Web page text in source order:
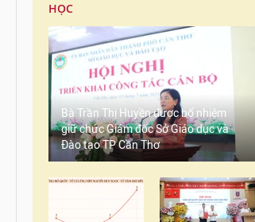
HỌC
Bà Trần Thị Huyền được bổ nhiệm
giữ chức Giám đốc Sở Giáo dục và
Đào tạo TP Cần Thơ